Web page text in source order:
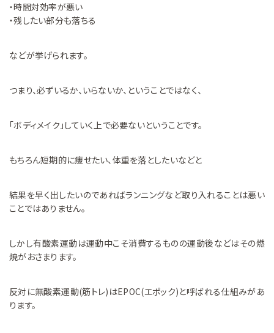
・時間対効率が悪い
・残したい部分も落ちる
などが挙げられます。
つまり、必ずいるか、いらないか、ということではなく、
「ボディメイク」していく上で必要ないということです。
もちろん短期的に痩せたい、体重を落としたいなどと
結果を早く出したいのであればランニングなど取り入れることは悪い
ことではありません。
しかし有酸素運動は運動中こそ消費するものの運動後などはその燃
焼がおさまります。
反対に無酸素運動(筋トレ)はEPOC(エポック)と呼ばれる仕組みがあ
ります。